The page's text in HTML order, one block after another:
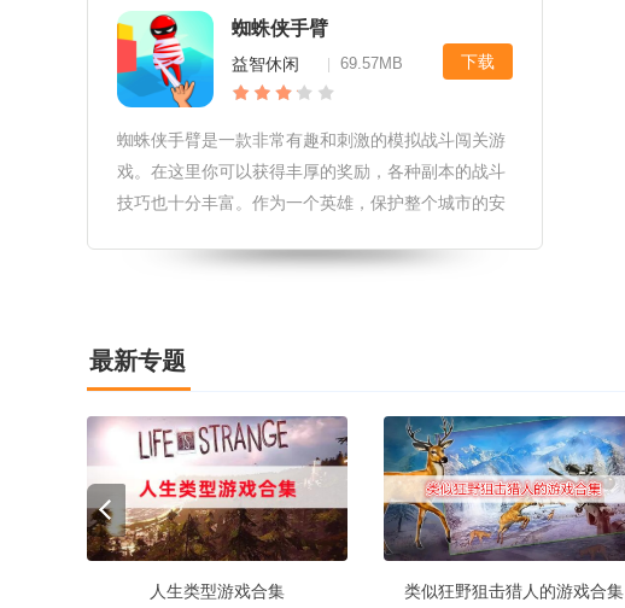
蜘蛛侠手臂
益智休闲 69.57MB 下载
蜘蛛侠手臂是一款非常有趣和刺激的模拟战斗闯关游
戏。在这里你可以获得丰厚的奖励，各种副本的战斗
技巧也十分丰富。作为一个英雄，保护整个城市的安
最新专题
人生类型游戏合集 类似狂野狙击猎人的游戏合集